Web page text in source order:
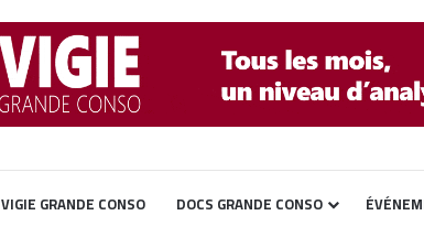
VIGIE GRANDE CONSO DOCS GRANDE CONSO